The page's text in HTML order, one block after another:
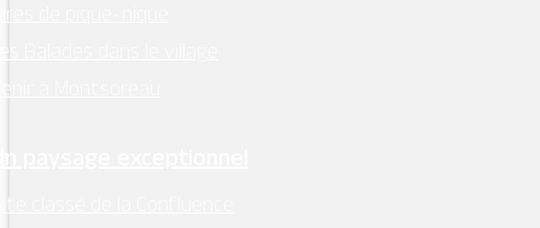
de pique-nique
Balades dans le village
à Montsoreau
paysage exceptionnel
classé de la Confluence